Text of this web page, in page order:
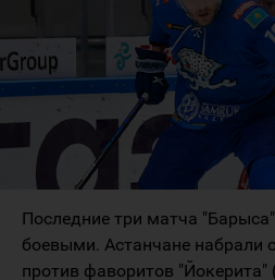
Последние три матча
боевыми. Астанчане набрали
против фаворитов